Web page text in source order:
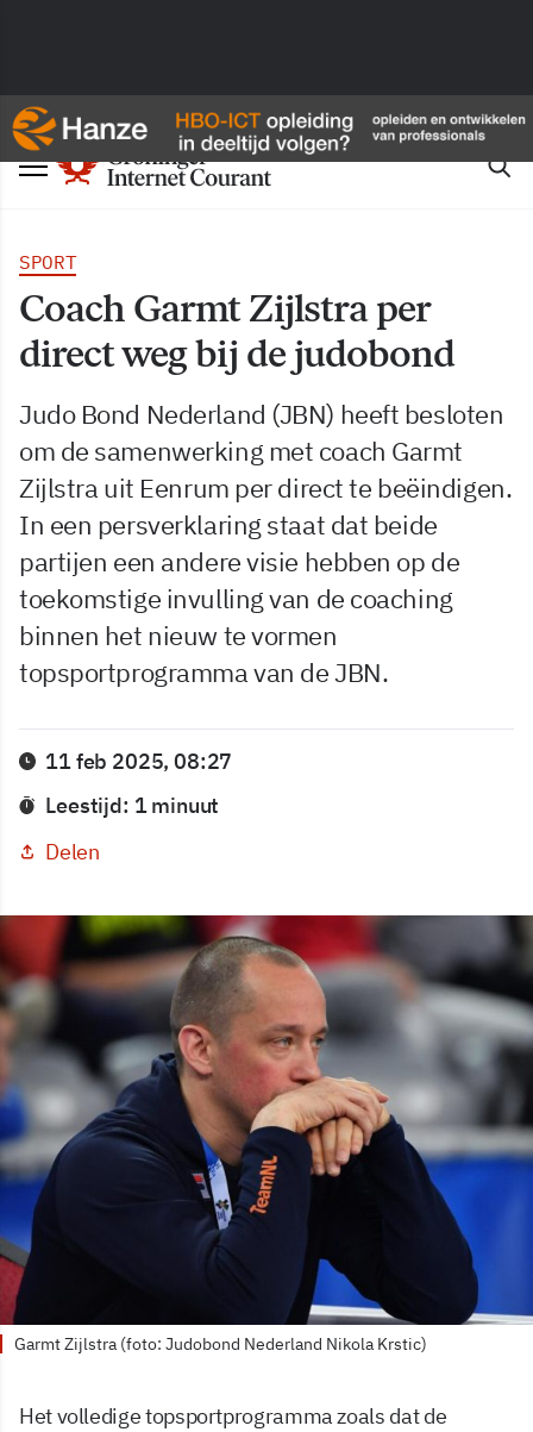
SPORT
Coach Garmt Zijlstra per
direct weg bij de judobond
Judo Bond Nederland (JBN) heeft besloten
om de samenwerking met coach Garmt
Zijlstra uit Eenrum per direct te beëindigen.
In een persverklaring staat dat beide
partijen een andere visie hebben op de
toekomstige invulling van de coaching
binnen het nieuw te vormen
topsportprogramma van de JBN.
11 feb 2025, 08:27
Leestijd: 1 minuut
Delen
Garmt Zijlstra (foto: Judobond Nederland Nikola Krstic)
Het volledige topsportprogramma zoals dat de